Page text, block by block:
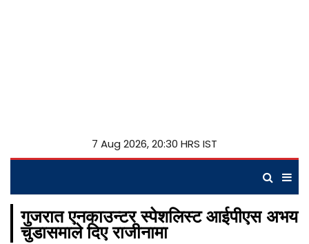
7 Aug 2026, 20:30 HRS IST
गुजरात एनकाउन्टर स्पेशलिस्ट आईपीएस अभय
चुडासमाले दिए राजीनामा